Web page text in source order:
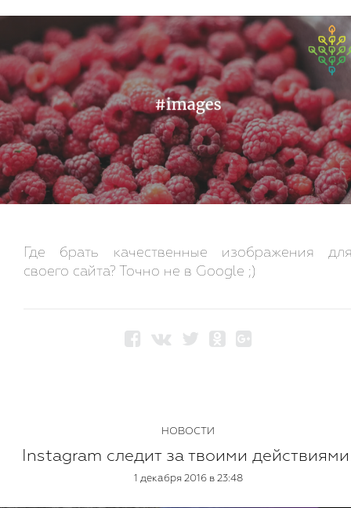
Где брать качественные изображения
своего сайта? Точно не в Google ;)
НОВОСТИ
Instagram следит за твоими
1 декабря 2016 в 23:48